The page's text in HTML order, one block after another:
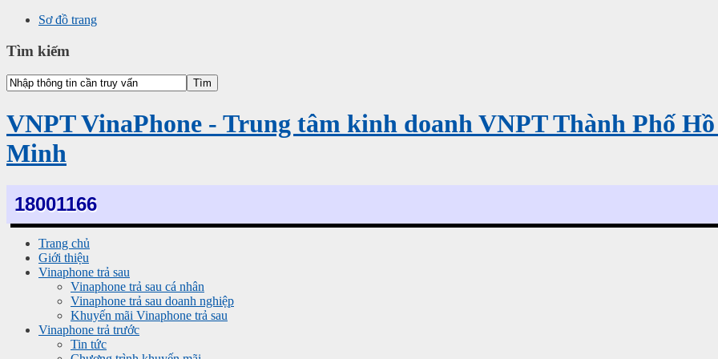
Sơ đồ trang
Tìm kiếm
VNPT VinaPhone - Trung tâm kinh doanh VNPT Thành Phố
Minh
18001166
Trang chủ
Giới thiệu
Vinaphone trả sau
Vinaphone trả sau cá nhân
Vinaphone trả sau doanh nghiệp
Khuyến mãi Vinaphone trả sau
Vinaphone trả trước
Tin tức